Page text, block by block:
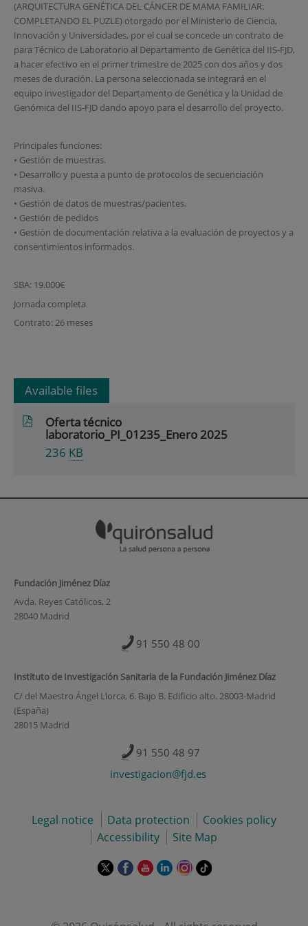
(ARQUITECTURA GENÉTICA DEL CÁNCER DE MAMA FAMILIAR:
COMPLETANDO EL PUZLE) otorgado por el Ministerio de Ciencia,
Innovación y Universidades, por el cual se concede un contrato de
para Técnico de Laboratorio al Departamento de Genética del IIS-FJD,
a hacer efectivo en el primer trimestre de 2025 con dos años y dos
meses de duración. La persona seleccionada se integrará en el
equipo investigador del Departamento de Genética y la Unidad de
Genómica del IIS-FJD dando apoyo para el desarrollo del proyecto.
Principales funciones:
• Gestión de muestras.
• Desarrollo y puesta a punto de protocolos de secuenciación
masiva.
• Gestión de datos de muestras/pacientes.
• Gestión de pedidos
• Gestión de documentación relativa a la evaluación de proyectos y a
consentimientos informados.
SBA: 19.000€
Jornada completa
Contrato: 26 meses
Available files
Oferta técnico
laboratorio_PI_01235_Enero 2025
236 KB
Fundación Jiménez Díaz
Avda. Reyes Católicos, 2
28040 Madrid
91 550 48 00
Instituto de Investigación Sanitaria de la Fundación Jiménez Díaz
C/ del Maestro Ángel Llorca, 6. Bajo B. Edificio alto. 28003-Madrid
(España)
28015 Madrid
91 550 48 97
investigacion@fjd.es
Legal notice Data protection
Cookies policy
Accessibility
Site Map
This This This This This Link